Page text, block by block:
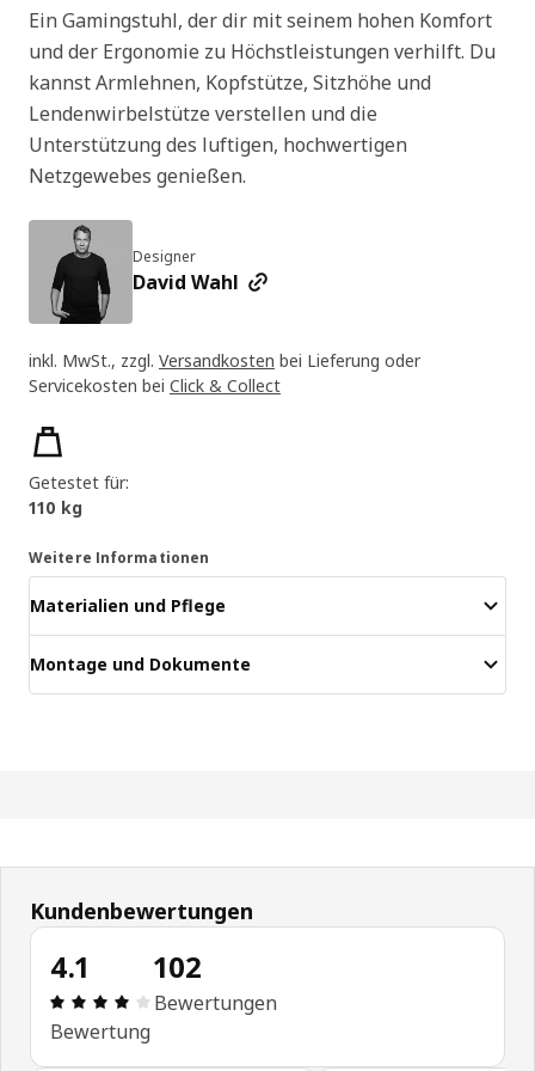
Ein Gamingstuhl, der dir mit seinem hohen Komfort
und der Ergonomie zu Höchstleistungen verhilft. Du
kannst Armlehnen, Kopfstütze, Sitzhöhe und
Lendenwirbelstütze verstellen und die
Unterstützung des luftigen, hochwertigen
Netzgewebes genießen.
Designer
David Wahl
inkl. MwSt., zzgl. Versandkosten bei Lieferung oder
Servicekosten bei Click & Collect
Produktmerkmale
Getestet für:
110 kg
Weitere Informationen
Materialien und Pflege
Montage und Dokumente
Kundenbewertungen
4.1
Produktbewertung: 4.1 von 5 Sterne Alle
Bewertung
102
Bewertungen